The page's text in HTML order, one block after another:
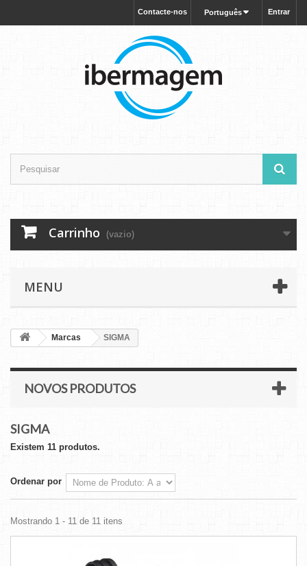
Entrar
Português
Contacte-nos
Carrinho (vazio)
MENU
Marcas SIGMA
NOVOS PRODUTOS
SIGMA
Existem 11 produtos.
Ordenar por
Mostrando 1 - 11 de 11 itens